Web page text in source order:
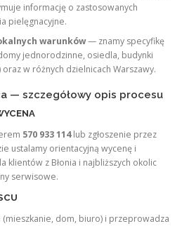
informację o zastosowanych
pielęgnacyjne.
warunków— znamy specyfikę
jednorodzinne, osiedla, budynki
oraz w różnych dzielnicach Warszawy.
— szczegółowy opis procesu
570 933 114lub zgłoszenie przez
ustalamy orientacyjną wycenę i
klientów z Błonia i najbliższych okolic
serwisowe.
dom, biuro) i przeprowadza